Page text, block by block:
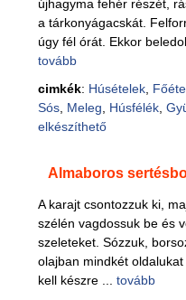
újhagyma fehér részét,
a tárkonyágacskát.
úgy fél órát. Ekkor
tovább
cimkék: Húsételek,
Sós, Meleg Húsfélék,
elkészíthető
Almaboros
A karajt csontozzuk ki,
szélén vagdossuk be és
szeleteket. Sózzuk,
olajban mindkét
kell készre ... tovább